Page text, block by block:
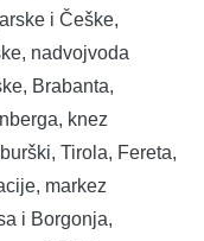
i Češke,
nadvojvoda
Brabanta,
knez
Tirola, Fereta,
markez
i Borgonja,